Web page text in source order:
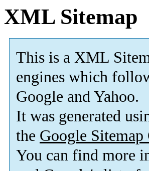
XML Sitemap
This is a XML
engines which
Google and Yahoo.
It was generated
the Google
You can find more